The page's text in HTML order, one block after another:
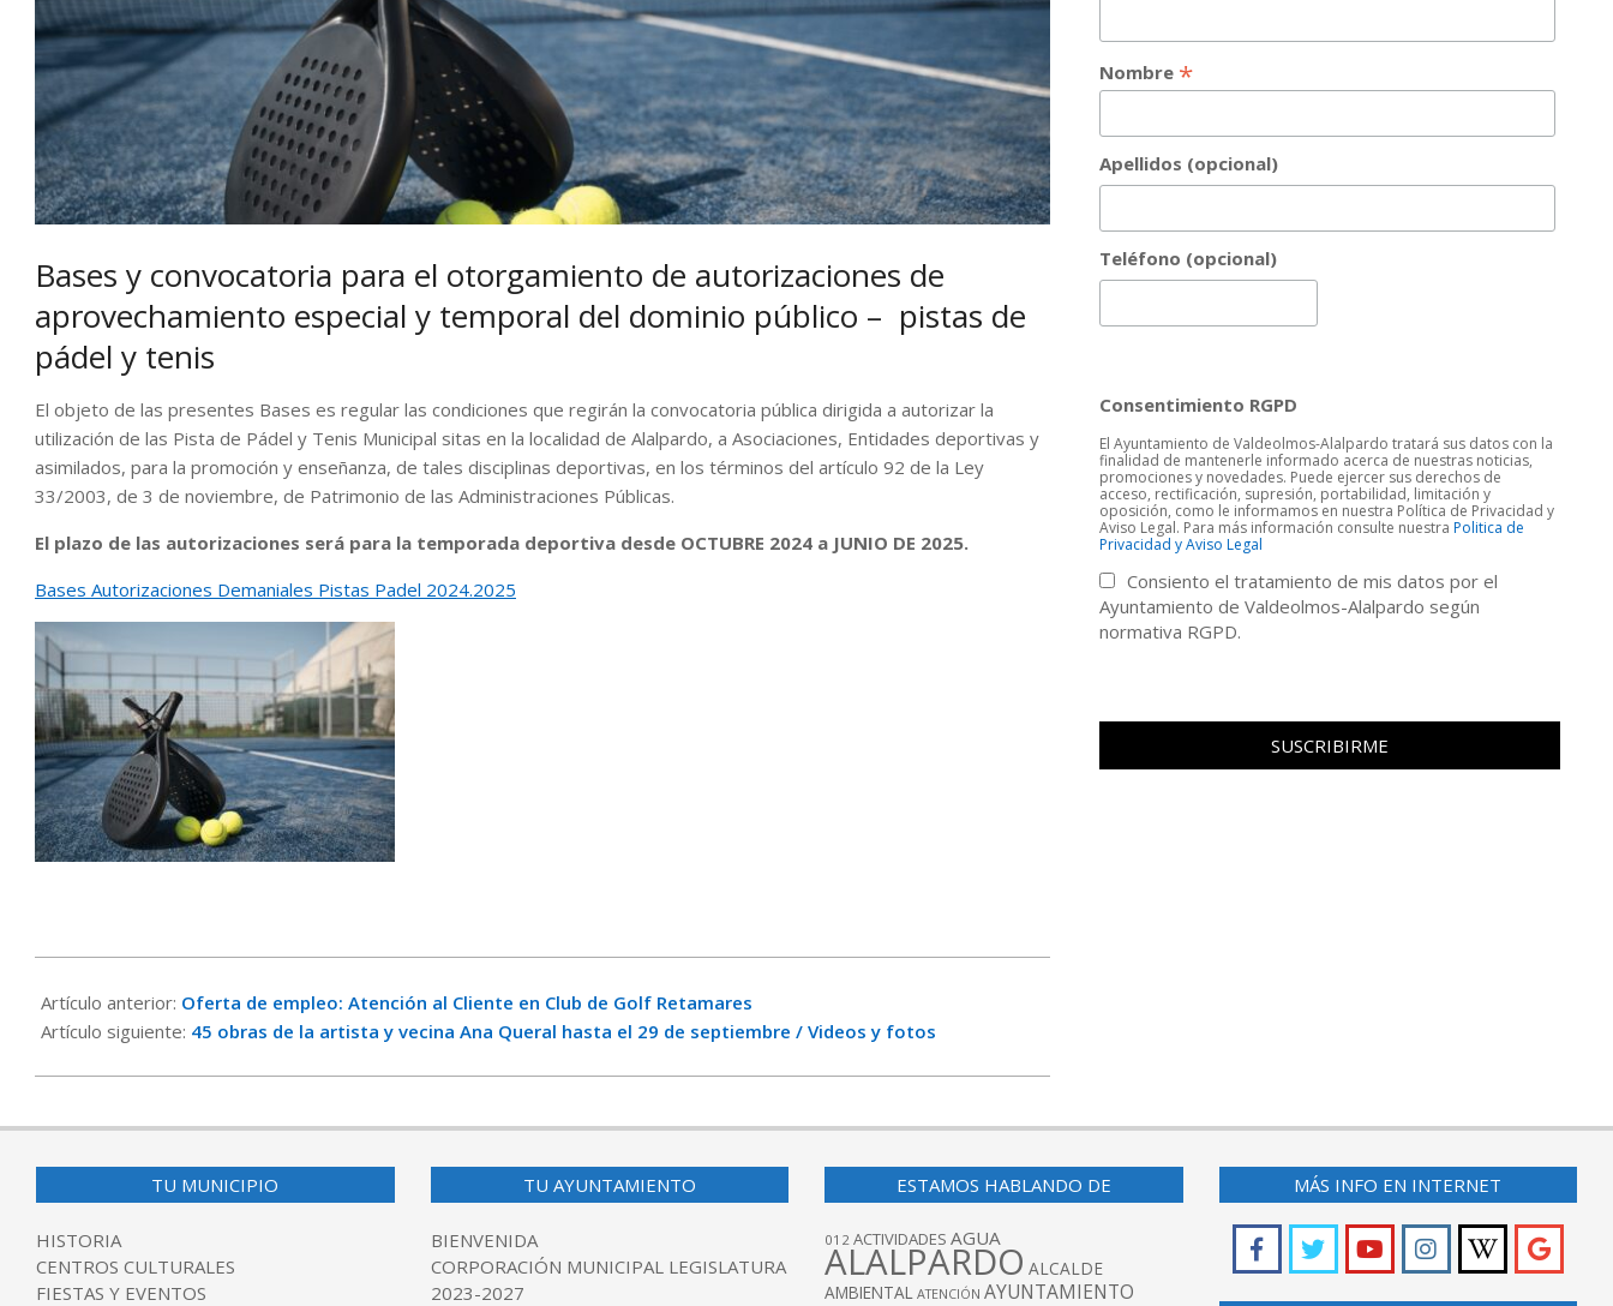
Bases y convocatoria para el otorgamiento de autorizaciones de
aprovechamiento especial y temporal del dominio público – pistas de
pádel y tenis
El objeto de las presentes Bases es regular las condiciones que regirán la convocatoria pública dirigida a autorizar la
utilización de las Pista de Pádel y Tenis Municipal sitas en la localidad de Alalpardo, a Asociaciones, Entidades deportivas y
asimilados, para la promoción y enseñanza, de tales disciplinas deportivas, en los términos del artículo 92 de la Ley
33/2003, de 3 de noviembre, de Patrimonio de las Administraciones Públicas.
El plazo de las autorizaciones será para la temporada deportiva desde OCTUBRE 2024 a JUNIO DE 2025.
Bases Autorizaciones Demaniales Pistas Padel 2024.2025
09-
19
Artículo anterior: Oferta de empleo: Atención al Cliente en Club de Golf Retamares
Artículo siguiente: 45 obras de la artista y vecina Ana Queral hasta el 29 de septiembre / Videos y fotos
Nombre *
Apellidos (opcional)
Teléfono (opcional)
Consentimiento RGPD
El Ayuntamiento de Valdeolmos-Alalpardo tratará sus datos con la
finalidad de mantenerle informado acerca de nuestras noticias,
promociones y novedades. Puede ejercer sus derechos de
acceso, rectificación, supresión, portabilidad, limitación y
oposición, como le informamos en nuestra Política de Privacidad y
Aviso Legal. Para más información consulte nuestraPolitica de
Privacidad y Aviso Legal
Consiento el tratamiento de mis datos por el
Ayuntamiento de Valdeolmos-Alalpardo según
normativa RGPD.
TU MUNICIPIO
HISTORIA
CENTROS CULTURALES
FIESTAS Y EVENTOS
TU AYUNTAMIENTO
BIENVENIDA
CORPORACIÓN MUNICIPAL LEGISLATURA
2023-2027
ESTAMOS HABLANDO DE
012 ACTIVIDADES AGUA
ALALPARDO ALCALDE
AMBIENTAL ATENCIÓN AYUNTAMIENTO
MÁS INFO EN INTERNET